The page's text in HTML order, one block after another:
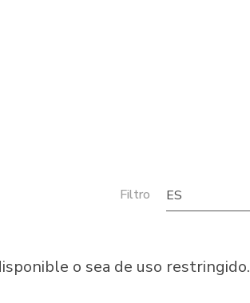
Filtro ES
o sea de uso restringido.